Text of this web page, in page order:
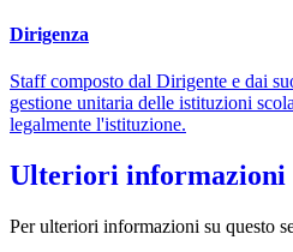
Dirigenza
Staff composto dal Dirigente e dai
gestione unitaria delle istituzioni
legalmente l'istituzione.
Ulteriori informazioni
Per ulteriori informazioni su questo